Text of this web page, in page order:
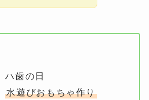
歯の日
水遊びおもちゃ作り